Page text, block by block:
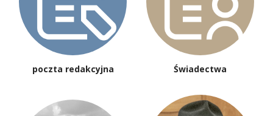
poczta redakcyjna Świadectwa